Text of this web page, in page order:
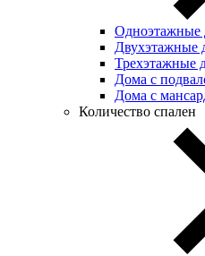
Одноэтажные
Двухэтажные
Трехэтажные
Дома с
Дома с
Количество спален